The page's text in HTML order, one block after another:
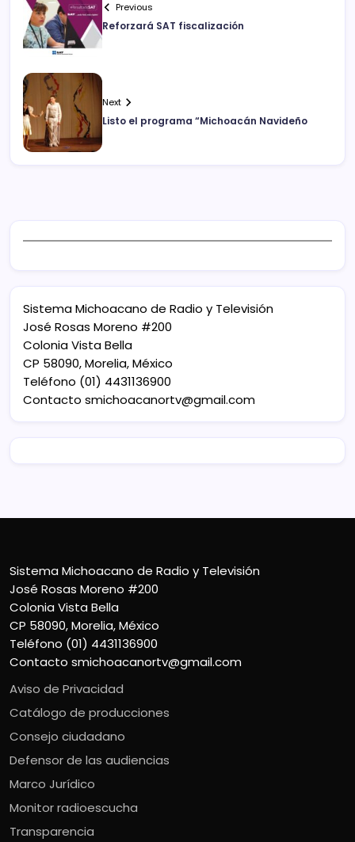
Previous
Reforzará SAT fiscalización
Next
Listo el programa “Michoacán Navideño
Sistema Michoacano de Radio y Televisión
José Rosas Moreno #200
Colonia Vista Bella
CP 58090, Morelia, México
Teléfono (01) 4431136900
Contacto smichoacanortv@gmail.com
Sistema Michoacano de Radio y Televisión
José Rosas Moreno #200
Colonia Vista Bella
CP 58090, Morelia, México
Teléfono (01) 4431136900
Contacto smichoacanortv@gmail.com
Aviso de Privacidad
Catálogo de producciones
Consejo ciudadano
Defensor de las audiencias
Marco Jurídico
Monitor radioescucha
Transparencia